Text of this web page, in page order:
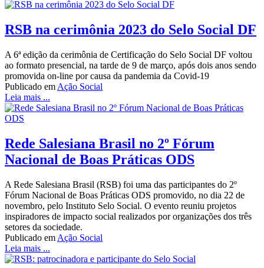
RSB na cerimônia 2023 do Selo Social DF
A 6ª edição da cerimônia de Certificação do Selo Social DF voltou
ao formato presencial, na tarde de 9 de março, após dois anos sendo
promovida on-line por causa da pandemia da Covid-19
Publicado em Ação Social
Leia mais ...
Rede Salesiana Brasil no 2º Fórum
Nacional de Boas Práticas ODS
A Rede Salesiana Brasil (RSB) foi uma das participantes do 2º
Fórum Nacional de Boas Práticas ODS promovido, no dia 22 de
novembro, pelo Instituto Selo Social. O evento reuniu projetos
inspiradores de impacto social realizados por organizações dos três
setores da sociedade.
Publicado em Ação Social
Leia mais ...